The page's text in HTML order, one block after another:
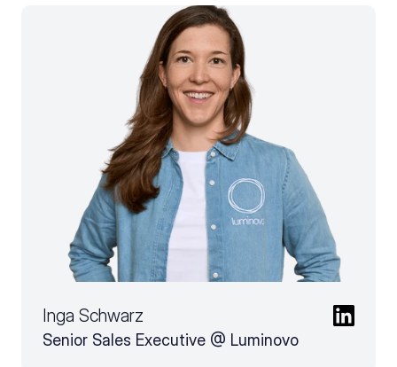
Inga Schwarz
Senior Sales Executive @ Luminovo